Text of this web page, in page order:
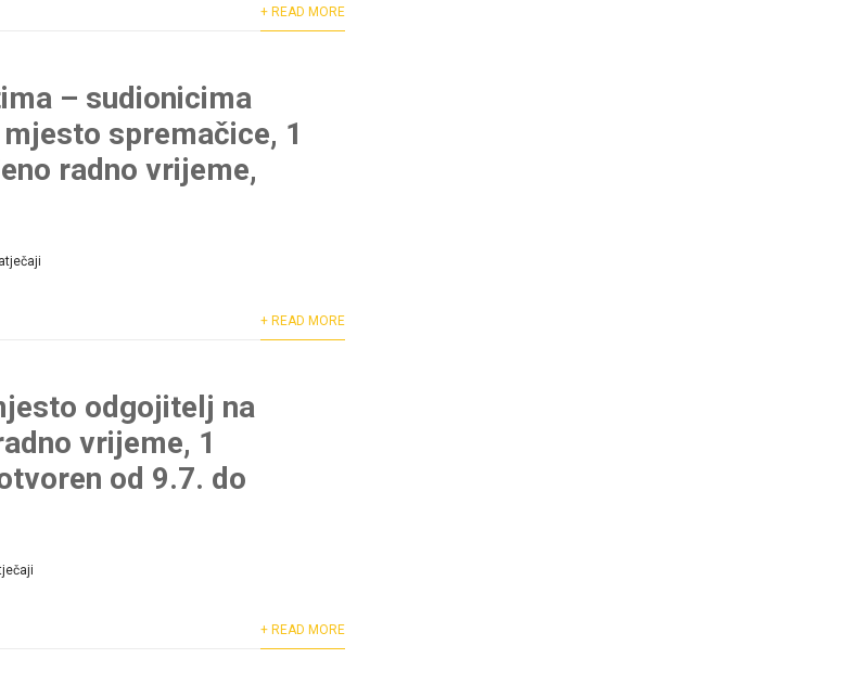
+ READ MORE
– sudionicima
spremačice, 1
radno vrijeme,
+ READ MORE
odgojitelj na
vrijeme, 1
od 9.7. do
+ READ MORE